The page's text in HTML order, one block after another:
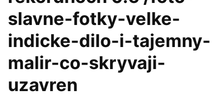
slavne-fotky-velke-
indicke-dilo-i-tajemny-
malir-co-skryvaji-
uzavren